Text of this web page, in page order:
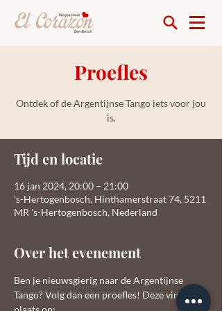
Proefles
Ontdek of de Argentijnse Tango iets voor jou
is.
Tijd en locatie
16 jan 2024, 20:00 – 21:00
's-Hertogenbosch, Hinthamerstraat 74, 5211
MR 's-Hertogenbosch, Nederland
Over het evenement
Ben je nieuwsgierig naar de Argentijnse
Tango? Volg dan een proefles! Deze vinden